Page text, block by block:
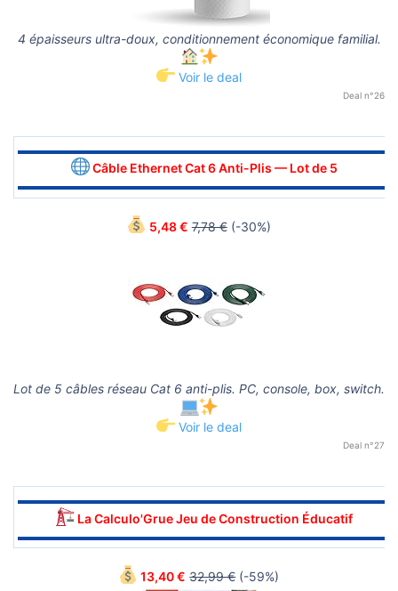
4 épaisseurs ultra-doux, conditionnement économique familial.
Voir le deal
Deal n°26
▬▬▬▬▬▬▬▬▬▬▬▬▬▬▬▬▬▬▬▬▬▬▬▬▬▬▬▬▬▬
Câble Ethernet Cat 6 Anti-Plis — Lot de 5
▬▬▬▬▬▬▬▬▬▬▬▬▬▬▬▬▬▬▬▬▬▬▬▬▬▬▬▬▬▬
5,48 € 7,78 €(-30%)
Lot de 5 câbles réseau Cat 6 anti-plis. PC, console, box, switch.
Voir le deal
Deal n°27
▬▬▬▬▬▬▬▬▬▬▬▬▬▬▬▬▬▬▬▬▬▬▬▬▬▬▬▬▬▬
La Calculo'Grue Jeu de Construction Éducatif
▬▬▬▬▬▬▬▬▬▬▬▬▬▬▬▬▬▬▬▬▬▬▬▬▬▬▬▬▬▬
13,40 € 32,99 €(-59%)